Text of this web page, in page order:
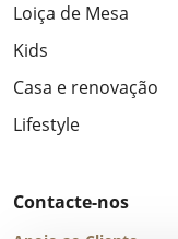
Loiça de Mesa
Kids
Casa e renovação
Lifestyle
Contacte-nos